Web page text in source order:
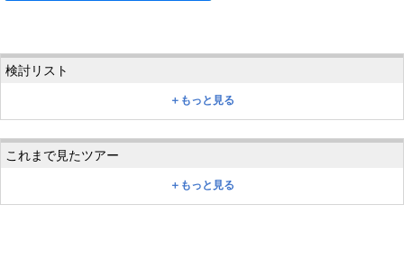
＋もっと見る
＋もっと見る